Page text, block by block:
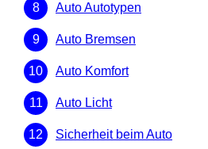
Auto Autotypen
Auto Bremsen
Auto Komfort
Auto Licht
Sicherheit beim Auto